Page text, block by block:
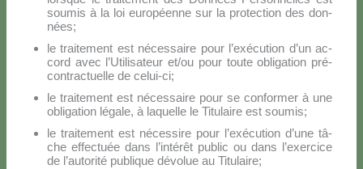
sou­mis à la loi eu­ro­péen­ne sur la pro­tec­tion des don­
nées;
le trai­te­ment est né­ces­sai­re pour l’e­xé­cu­tion d’un ac­
cord avec l’U­ti­li­sa­teur et/ou pour tou­te obli­ga­tion pré­
con­trac­tuel­le de ce­lui-ci;
le trai­te­ment est né­ces­sai­re pour se con­for­mer à une
obli­ga­tion lé­ga­le, à la­quel­le le Ti­tu­lai­re est sou­mis;
le trai­te­ment est né­ces­si­re pour l’exécution d’une tâ­
che ef­fec­tuée dans l’in­té­rêt pu­blic ou dans l’e­xer­ci­ce
de l’au­to­ri­té pu­bli­que dé­vo­lue au Ti­tu­lai­re;